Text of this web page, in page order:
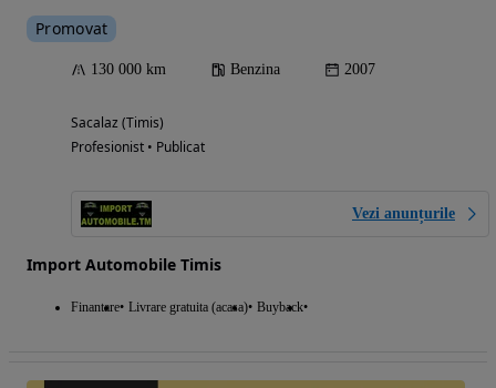
Promovat
130 000 km Benzina 2007
Sacalaz (Timis)
Profesionist • Publicat
Vezi anunțurile
Import Automobile Timis
Finantare Livrare gratuita (acasa) Buyback